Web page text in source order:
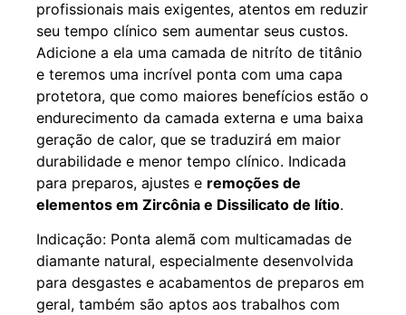
profissionais mais exigentes, atentos em reduzir
seu tempo clínico sem aumentar seus custos.
Adicione a ela uma camada de nitríto de titânio
e teremos uma incrível ponta com uma capa
protetora, que como maiores benefícios estão o
endurecimento da camada externa e uma baixa
geração de calor, que se traduzirá em maior
durabilidade e menor tempo clínico. Indicada
para preparos, ajustes e remoções de
elementos em Zircônia e Dissilicato de lítio.
Indicação: Ponta alemã com multicamadas de
diamante natural, especialmente desenvolvida
para desgastes e acabamentos de preparos em
geral, também são aptos aos trabalhos com